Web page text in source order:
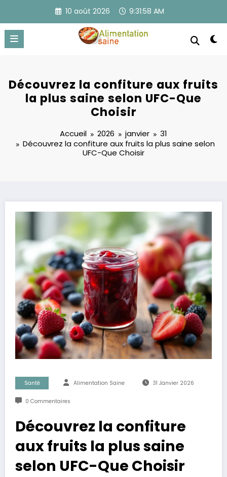
contenu
10 août 2026 9:31:58 AM
Découvrez la confiture aux fruits
la plus saine selon UFC-Que
Choisir
Accueil 2026 janvier
31
Découvrez la confiture aux fruits la plus saine selon
UFC-Que Choisir
Santé Alimentation Saine 31 Janvier 2026
0 Commentaires
Découvrez la confiture
aux fruits la plus saine
selon UFC-Que Choisir